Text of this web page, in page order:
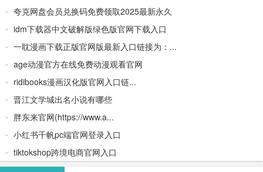
新AI图像
生成器
成
Doubao-
1.5-pro与
PPT
夸克网盘会员兑换码免费领取2025最新永久
idm下载器中文破解版绿色版官网下载入口
一耽漫画下载正版官网版最新入口链接为：...
age动漫官方在线免费动漫观看官网
ridibooks漫画汉化版官网入口链...
晋江文学城出名小说有哪些
胖东来官网(https://www.a...
小红书千帆pc端官网登录入口
tiktokshop跨境电商官网入口